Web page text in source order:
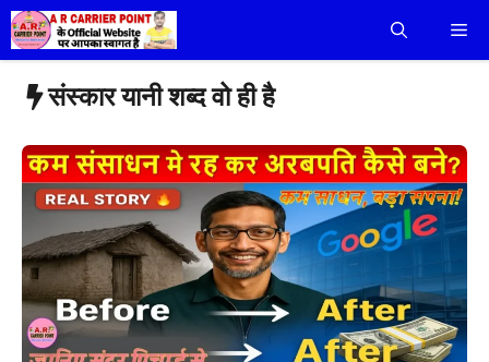
Skip
to
content
संस्कार यानी शब्द वो ही है